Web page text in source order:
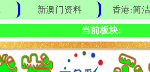
新澳门资料 香港:简
当前板块: